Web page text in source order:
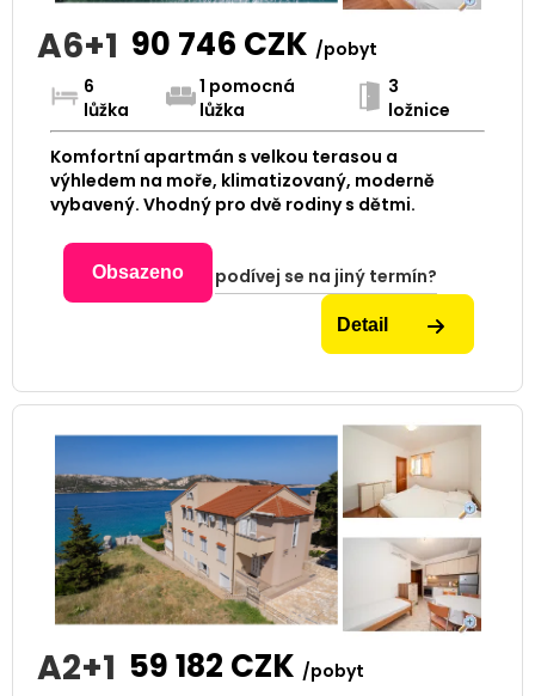
A6+1 90 746 CZK /pobyt
6
lůžka
1 pomocná
lůžka
3
ložnice
Komfortní apartmán s velkou terasou a
výhledem na moře, klimatizovaný, moderně
vybavený. Vhodný pro dvě rodiny s dětmi.
Obsazeno podívej se na jiný termín?
Detail
A2+1 59 182 CZK /pobyt